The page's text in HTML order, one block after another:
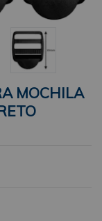
MOCHILA